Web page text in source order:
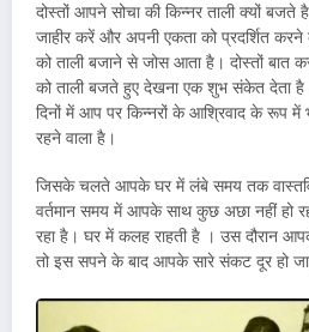
दोस्तों आपने सोचा की किन्नर ताली क्यों बजते
जाहीर करें और अपनी एकता को प्रदर्शित
को ताली बजाने से जोस आता है। दोस्तों बात
को ताली बजते हुए देखना एक शुभ संकेत देता
दिनों में आप पर किन्नरों के आश्रिवाद के रूप में
रहने वाला है।
जिसके चलते आपके घर में लंबे समय तक
वर्तमान समय में आपके साथ कुछ अछा नहीं हो
रहा है। घर में कलह राहती है । उस दौरान
तो इस सपने के बाद आपके सारे संकट दूर हो